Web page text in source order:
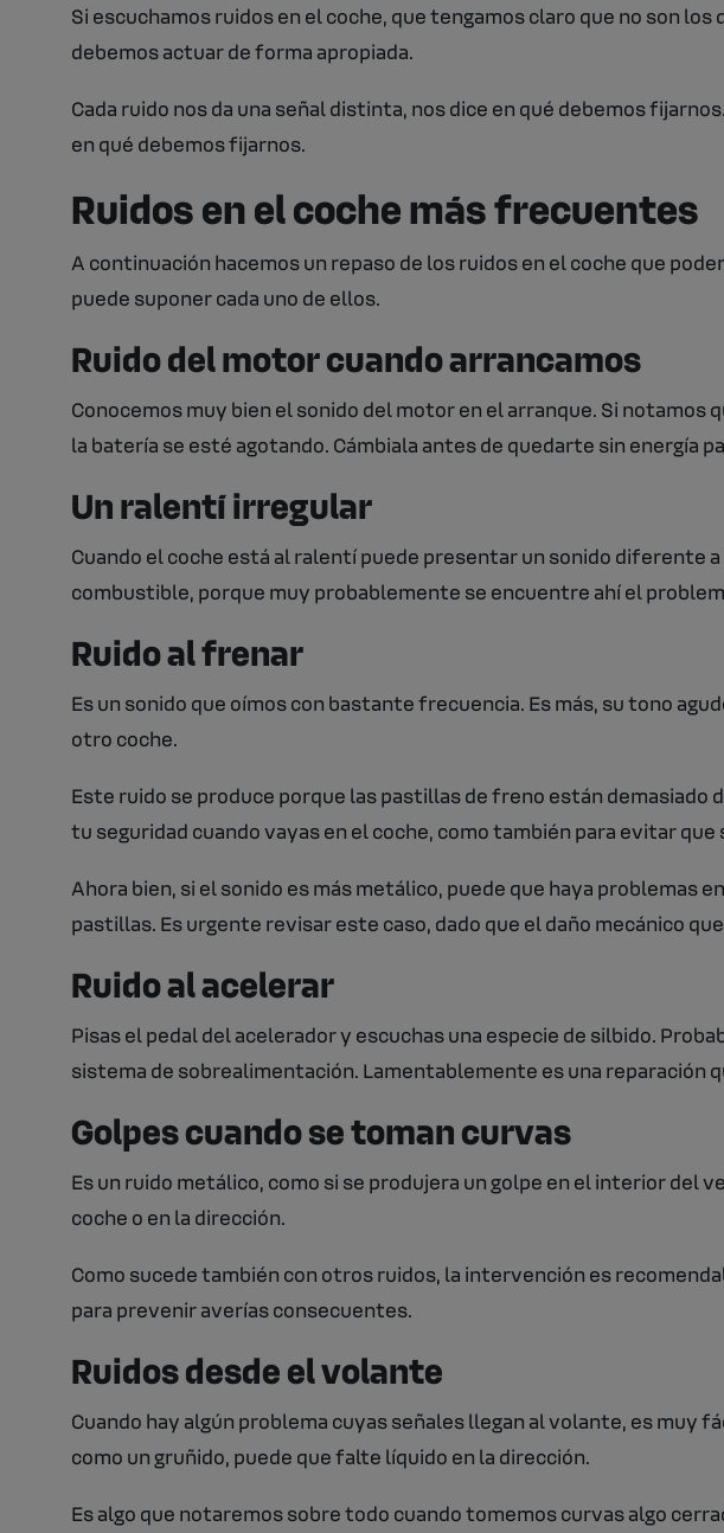
Si escuchamos ruidos en el coche, que tengamos claro que no son
debemos actuar de forma apropiada.
Cada ruido nos da una señal distinta, nos dice en qué debemos
en qué debemos fijarnos.
Ruidos en el coche más frecuentes
A continuación hacemos un repaso de los ruidos en el coche que
puede suponer cada uno de ellos.
Ruido del motor cuando arrancamos
Conocemos muy bien el sonido del motor en el arranque. Si
la batería se esté agotando. Cámbiala antes de quedarte sin energía
Un ralentí irregular
Cuando el coche está al ralentí puede presentar un sonido diferente
combustible, porque muy probablemente se encuentre ahí el
Ruido al frenar
Es un sonido que oímos con bastante frecuencia. Es más, su tono
otro coche.
Este ruido se produce porque las pastillas de freno están
tu seguridad cuando vayas en el coche, como también para evitar que
Ahora bien, si el sonido es más metálico, puede que haya problemas
pastillas. Es urgente revisar este caso, dado que el daño mecánico
Ruido al acelerar
Pisas el pedal del acelerador y escuchas una especie de silbido.
sistema de sobrealimentación. Lamentablemente es una reparación
Golpes cuando se toman curvas
Es un ruido metálico, como si se produjera un golpe en el interior del
coche o en la dirección.
Como sucede también con otros ruidos, la intervención es
para prevenir averías consecuentes.
Ruidos desde el volante
Cuando hay algún problema cuyas señales llegan al volante, es muy
como un gruñido, puede que falte líquido en la dirección.
Es algo que notaremos sobre todo cuando tomemos curvas algo